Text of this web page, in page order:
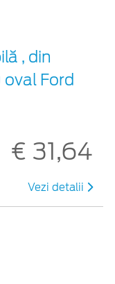
, din
Ford
€ 31,64
Vezi detalii